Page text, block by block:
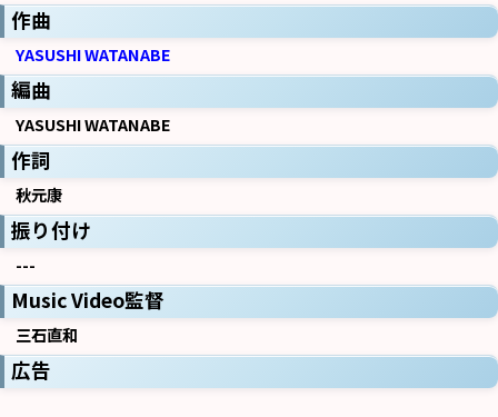
作曲
YASUSHI WATANABE
編曲
YASUSHI WATANABE
作詞
秋元康
振り付け
---
Music Video監督
三石直和
広告